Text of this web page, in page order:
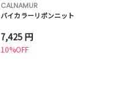
CALNAMUR
バイカラーリボンニット
7,425 円
10%OFF